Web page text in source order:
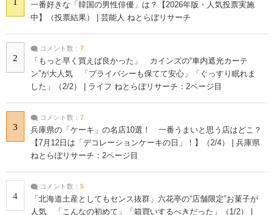
一番好きな「韓国の男性俳優」は？【2026年版・人気投票実施
中】（投票結果） | 芸能人 ねとらぼリサーチ
2
コメント数： 7
「もっと早く買えば良かった」 カインズの“車内遮光カーテ
ン”が大人気 「プライバシーも保てて安心」「ぐっすり眠れま
した」（2/2） | ライフ ねとらぼリサーチ：2ページ目
3
コメント数： 7
兵庫県の「ケーキ」の名店10選！ 一番うまいと思う店はどこ？
【7月12日は「デコレーションケーキの日」！】（2/4） | 兵庫県
ねとらぼリサーチ：2ページ目
4
コメント数： 5
「北海道土産としてもセンス抜群」六花亭の“店舗限定”お菓子が
人気 「こんなの初めて」「箱買いするべきだった」（1/2） |